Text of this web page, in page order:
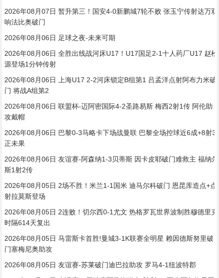
2026年08月07日 暂升第三！国安4-0新鹏城7轮不败 张玉宁传射达万双
响法比奥破门
2026年08月06日 足球之夜-未来可期
2026年08月06日 全胜出线战河床U17！U17国足2-1十人药厂U17 赵松
源登场1分钟传射
2026年08月06日 上海U17 2-2河床锁定B组第1 吕孟洋点射阿布力米破
门 将战A组第2
2026年08月06日 联盟杯-迈阿密国际4-2圣路易斯 梅西2射1传 阿伦助
攻戴帽
2026年08月06日 巴黎0-3马略卡下场战曼联 巴黎全场控球近6成+8射3
正未果
2026年08月06日 友谊赛-阿森纳1-3贝蒂斯 因卡皮耶破门难救主 福纳尔
斯1射2传
2026年08月05日 2场不胜！米兰1-1国米 迪马尔科破门 恩昆库造点+点
射拉莫斯登场
2026年08月05日 2连败！切尔西0-1尤文 热格罗瓦世界波制胜穆德里克
时隔614天复出
2026年08月05日 马雷斯卡首胜!曼城3-1K联赛全明星 赖因德斯努里破
门塞梅尼奥助攻
2026年08月05日 友谊赛-苏莱破门迪巴拉助攻 罗马4-1纽波特郡